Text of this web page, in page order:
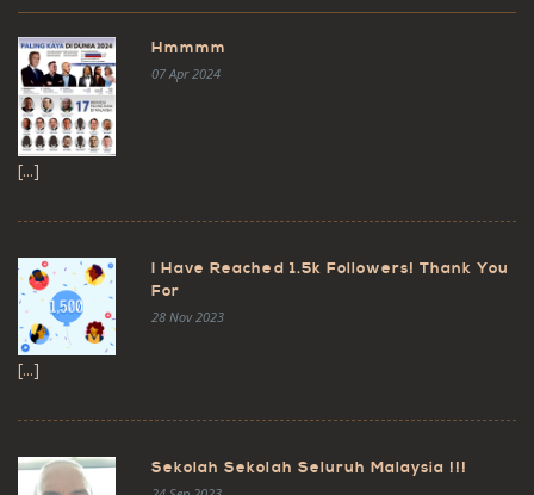
Hmmmm
07 Apr 2024
[...]
I Have Reached 1.5k Followers! Thank You
For
28 Nov 2023
[...]
Sekolah Sekolah Seluruh Malaysia !!!